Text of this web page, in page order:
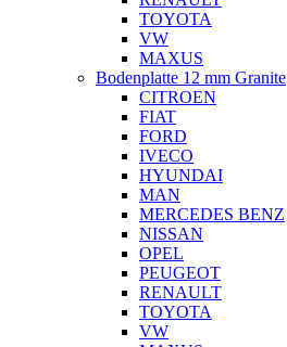
TOYOTA
VW
MAXUS
Bodenplatte 12 mm Granite
CITROEN
FIAT
FORD
IVECO
HYUNDAI
MAN
MERCEDES BENZ
NISSAN
OPEL
PEUGEOT
RENAULT
TOYOTA
VW